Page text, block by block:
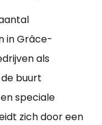
in Grâce-
als
buurt
speciale
zich door een